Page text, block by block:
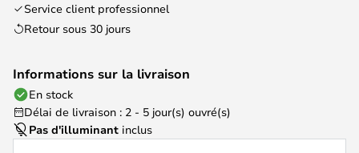
Service client professionnel
Retour sous 30 jours
Informations sur la livraison
En stock
Délai de livraison : 2 - 5 jour(s) ouvré(s)
Pas d'illuminant inclus